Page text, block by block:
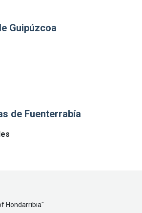
Guipúzcoa
de Fuenterrabía
Hondarribia"